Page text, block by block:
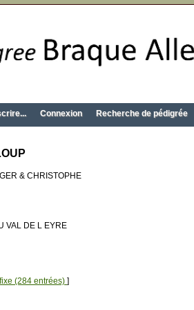
Connexion Recherche de pédigrée
& CHRISTOPHE
VAL DE L EYRE
(284 entrées) ]